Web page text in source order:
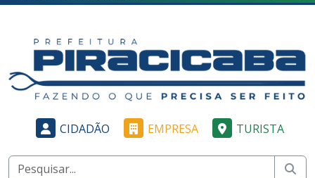
CIDADÃO EMPRESA TURISTA